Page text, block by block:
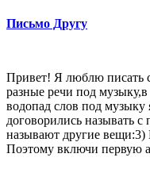
Письмо Другу
Привет! Я люблю писать
разные речи под
водопад слов под
договорились называть с
называют другие вещи:3)
Поэтому включи первую